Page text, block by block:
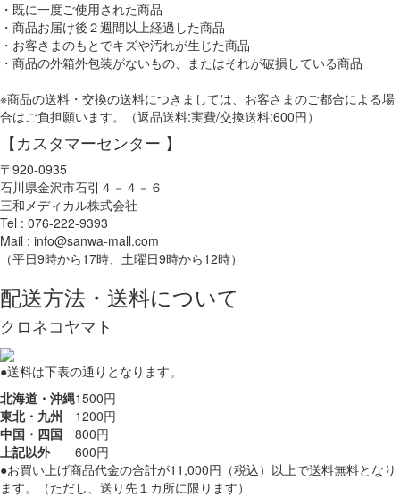
・既に一度ご使用された商品
・商品お届け後２週間以上経過した商品
・お客さまのもとでキズや汚れが生じた商品
・商品の外箱外包装がないもの、またはそれが破損している商品
※商品の送料・交換の送料につきましては、お客さまのご都合による場
合はご負担願います。（返品送料:実費/交換送料:600円）
【カスタマーセンター 】
〒920-0935
石川県金沢市石引４－４－６
三和メディカル株式会社
Tel : 076-222-9393
Mail : info@sanwa-mall.com
（平日9時から17時、土曜日9時から12時）
配送方法・送料について
クロネコヤマト
●送料は下表の通りとなります。
北海道・沖縄1500円
東北・九州
1200円
中国・四国
800円
上記以外
600円
●お買い上げ商品代金の合計が11,000円（税込）以上で送料無料となり
ます。（ただし、送り先１カ所に限ります）